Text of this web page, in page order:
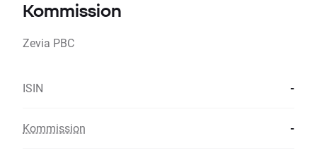
Kommission
Zevia PBC
ISIN -
Kommission -